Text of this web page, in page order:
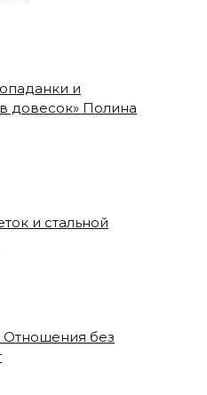
и
довесок» Полина
и стальной
Отношения без